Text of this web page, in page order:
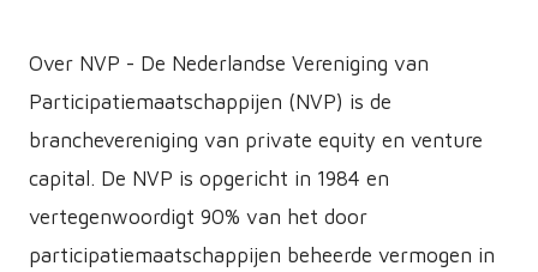
Over NVP - De Nederlandse Vereniging van
Participatiemaatschappijen (NVP) is de
branchevereniging van private equity en venture
capital. De NVP is opgericht in 1984 en
vertegenwoordigt 90% van het door
participatiemaatschappijen beheerde vermogen in